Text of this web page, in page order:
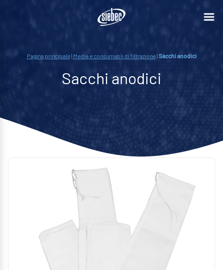
Pagina principale| Media e consumabli di filtrazione|Sacchi anodici
Sacchi anodici